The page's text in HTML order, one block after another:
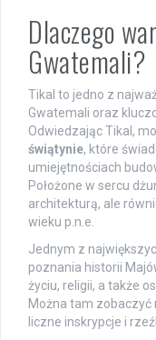
Dlaczego
Gwatemali?
Tikal to jedno z
Gwatemali oraz
Odwiedzając Tikal,
świątynie, które
umiejętnościach
Położone w sercu
architekturą, ale
wieku p.n.e.
Jednym z
poznania historii
życiu, religii, a także
Można tam zobaczyć
liczne inskrypcje i